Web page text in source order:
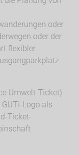
oder
oder der
flexibler
Umwelt-Ticket)
Logo als
Ticket-